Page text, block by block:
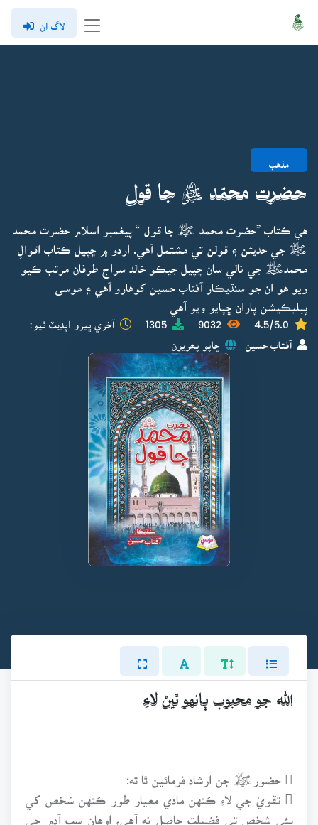
لاگ ان
مذهب
حضرت محمّد ﷺ جا قول
هي ڪتاب ”حضرت محمد ﷺ جا قول “ پيغمبر اسلام حضرت محمد
ﷺ جي حديثن ۽ قولن تي مشتمل آهي. اردو ۾ ڇپيل ڪتاب اقوالِ
محمدﷺ جي نالي سان ڇپيل جيڪو خالد سراج طرفان مرتب ڪيو
ويو هو ان جو سنڌيڪار آفتاب حسين کوهارو آهي ۽ موسى
پبليڪيشن پاران ڇپايو ويو آهي
4.5/5.0
9032
1305 آخري ڀيرو اپڊيٽ ٿيو:
آفتاب حسين ڇاپو پھريون
الله جو محبوب ٻانهو ٿيڻ لاءِ
 حضورﷺ جن ارشاد فرمائين ٿا ته:
 تقويٰ جي لاءِ ڪنهن مادي معيار طور ڪنهن شخص کي
ٻئي شخص تي فضيلت حاصل نه آهي، اوهان سڀ آدم جي